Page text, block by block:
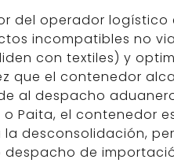
del operador
incompatibles no
con textiles) y
que el contenedor
al despacho
o Paita, el contenedor
la desconsolidación,
despacho de